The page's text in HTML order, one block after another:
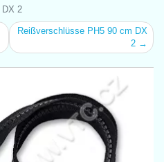
DX 2
Reißverschlüsse PH5 90 cm DX
2 →